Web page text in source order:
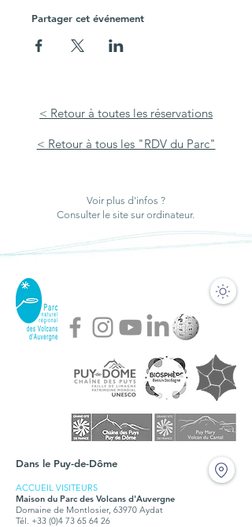
Partager cet événement
< Retour à toutes les réservations
< Retour à tous les "RDV du Parc"
Voir plus d'infos ?
Consulter le site sur ordinateur.
Dans le Puy-de-Dôme
ACCUEIL VISITEURS
Maison du Parc des Volcans d'Auvergne
Domaine de Montlosier, 63970 Aydat
Tél. +33 (0)4 73 65 64 26